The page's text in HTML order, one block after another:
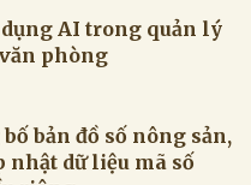
AI trong quản lý
phòng
bản đồ số nông sản,
nhật dữ liệu mã số